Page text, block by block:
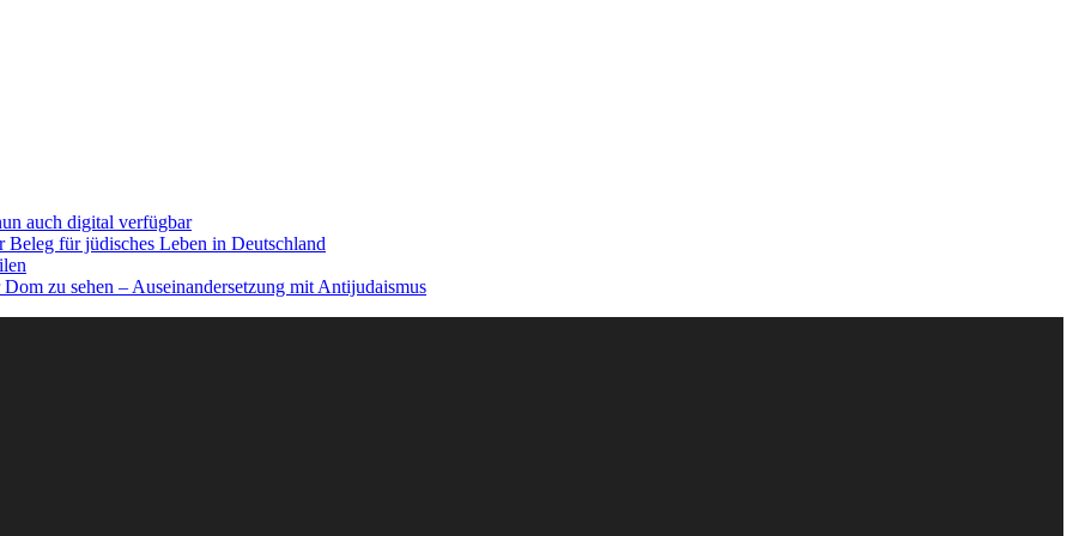
auch digital verfügbar
für jüdisches Leben in Deutschland
zu sehen – Auseinandersetzung mit Antijudaismus